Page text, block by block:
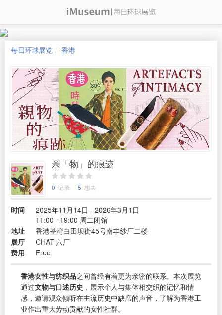
每日环球展览 香港
亲「物」的痕迹
0 记录 5 想去
时间
2025年11月14日 - 2026年3月1日
11:00 - 19:00 周二闭馆
地址
香港荃湾白田坝街45号南丰纱厂二楼
展厅
CHAT 六厂
费用
Free
香港女性与纺织品之间曾经有着更为亲密的联系。本次展览
通过文物与口述历史 ，展示个人与集体相交织的记忆和情
感，邀请观众倾听在主流历史中缺席的声音，了解为香港工
业作出重大劳动贡献的女性社群。